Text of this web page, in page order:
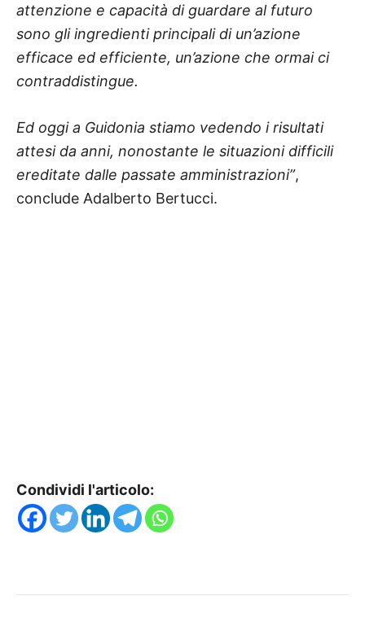
attenzione e capacità di guardare al futuro
sono gli ingredienti principali di un’azione
efficace ed efficiente, un’azione che ormai ci
contraddistingue.
Ed oggi a Guidonia stiamo vedendo i risultati
attesi da anni, nonostante le situazioni difficili
ereditate dalle passate amministrazioni”,
conclude Adalberto Bertucci.
Condividi l'articolo: